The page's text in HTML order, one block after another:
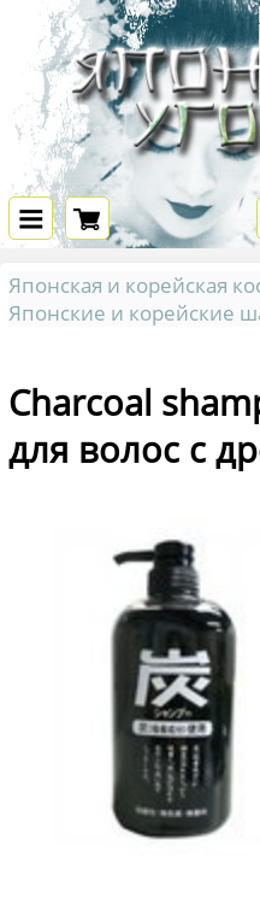
Японская и корейская
Японские и корейские
Charcoal
для волос с